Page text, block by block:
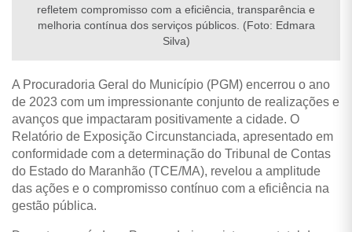
refletem compromisso com a eficiência, transparência e
melhoria contínua dos serviços públicos. (Foto: Edmara
Silva)
A Procuradoria Geral do Município (PGM) encerrou o ano
de 2023 com um impressionante conjunto de realizações e
avanços que impactaram positivamente a cidade. O
Relatório de Exposição Circunstanciada, apresentado em
conformidade com a determinação do Tribunal de Contas
do Estado do Maranhão (TCE/MA), revelou a amplitude
das ações e o compromisso contínuo com a eficiência na
gestão pública.